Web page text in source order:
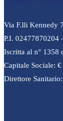
Via F.lli Kennedy
P.I. 02477870204
Iscritta al n° 1358
Capitale Sociale:
Direttore